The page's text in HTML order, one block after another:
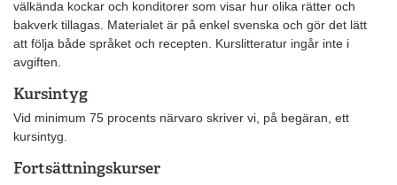
välkända kockar och konditorer som visar hur olika rätter och
bakverk tillagas. Materialet är på enkel svenska och gör det lätt
att följa både språket och recepten. Kurslitteratur ingår inte i
avgiften.
Kursintyg
Vid minimum 75 procents närvaro skriver vi, på begäran, ett
kursintyg.
Fortsättningskurser